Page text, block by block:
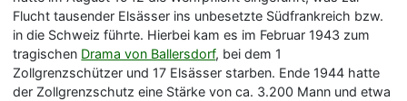
Flucht tausender Elsässer ins unbesetzte Südfrankreich bzw.
in die Schweiz führte. Hierbei kam es im Februar 1943 zum
tragischen Drama von Ballersdorf, bei dem 1
Zollgrenzschützer und 17 Elsässer starben. Ende 1944 hatte
der Zollgrenzschutz eine Stärke von ca. 3.200 Mann und etwa